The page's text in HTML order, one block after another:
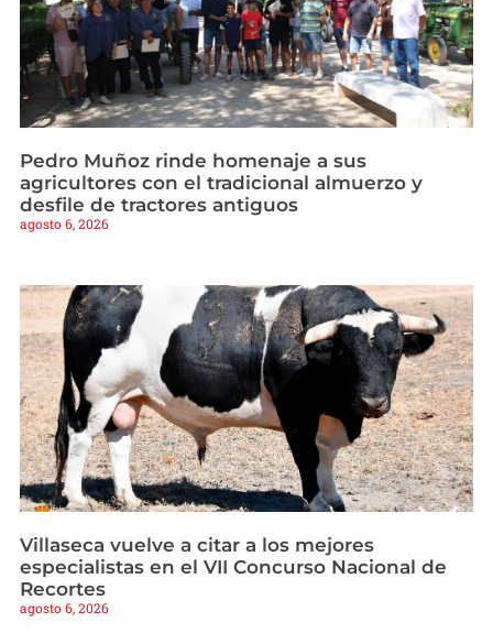
Pedro Muñoz rinde homenaje a sus
agricultores con el tradicional almuerzo y
desfile de tractores antiguos
agosto 6, 2026
Villaseca vuelve a citar a los mejores
especialistas en el VII Concurso Nacional de
Recortes
agosto 6, 2026